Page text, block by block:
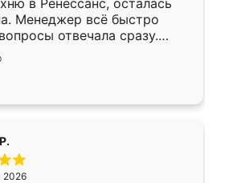
в Ренессанс, осталась
Менеджер всё быстро
отвечала сразу.
в субботу, подошёл к
Собрали
работали аккуратно, даже
2026